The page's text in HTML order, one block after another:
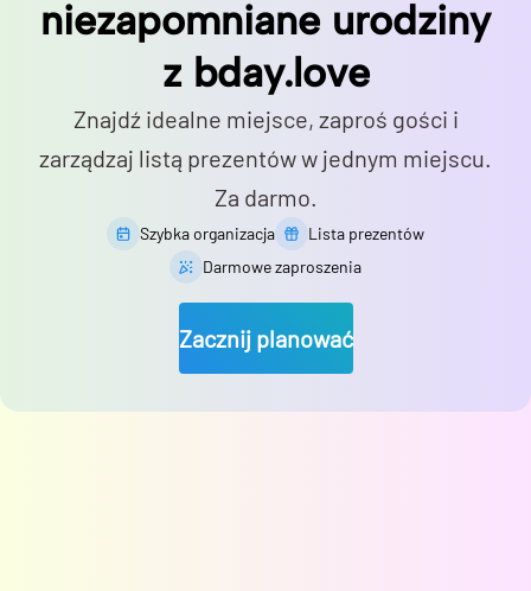
niezapomniane urodziny
z bday.love
Znajdź idealne miejsce, zaproś gości i
zarządzaj listą prezentów w jednym miejscu.
Za darmo.
Szybka organizacja
Lista prezentów
Darmowe zaproszenia
Zacznij planować